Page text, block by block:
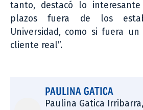
tanto, destacó lo
plazos fuera de los
Universidad, como si fuera
cliente real”.
PAULINA GATICA
Paulina Gatica